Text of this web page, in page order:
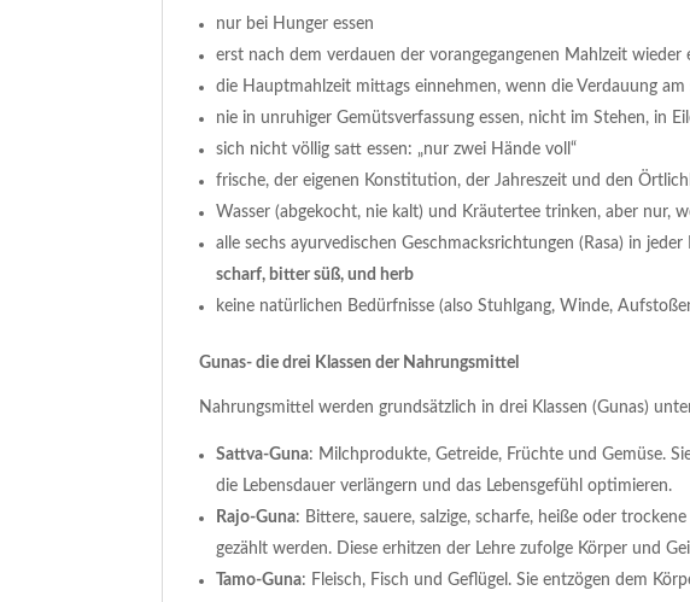
nur bei Hunger essen
erst nach dem verdauen der vorangegangenen Mahlzeit wieder
die Hauptmahlzeit mittags einnehmen, wenn die Verdauung
nie in unruhiger Gemütsverfassung essen, nicht im Stehen, in
sich nicht völlig satt essen: „nur zwei Hände voll“
frische, der eigenen Konstitution, der Jahreszeit und den
Wasser (abgekocht, nie kalt) und Kräutertee trinken, aber nur,
alle sechs ayurvedischen Geschmacksrichtungen (Rasa) in
scharf, bitter süß, und herb
keine natürlichen Bedürfnisse (also Stuhlgang, Winde,
Gunas- die drei Klassen der Nahrungsmittel
Nahrungsmittel werden grundsätzlich in drei Klassen (Gunas)
Sattva-Guna: Milchprodukte, Getreide, Früchte und Gemüse.
die Lebensdauer verlängern und das Lebensgefühl optimieren.
Rajo-Guna: Bittere, sauere, salzige, scharfe, heiße oder
gezählt werden. Diese erhitzen der Lehre zufolge Körper und
Tamo-Guna: Fleisch, Fisch und Geflügel. Sie entzögen dem